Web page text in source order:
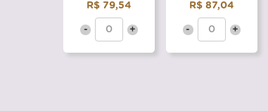
R$ 79,54
- +
R$ 87,04
- +